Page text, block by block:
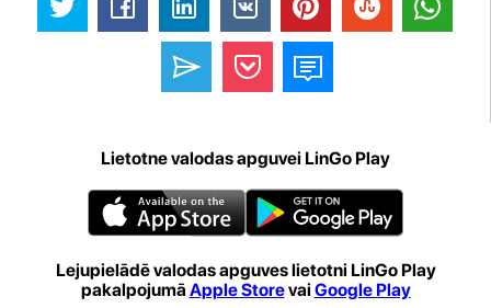
Lietotne valodas apguvei LinGo Play
Lejupielādē valodas apguves lietotni LinGo Play
pakalpojumā Apple Storevai Google Play